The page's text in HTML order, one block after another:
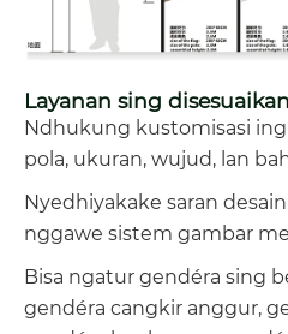
Layanan sing disesuaikan
Ndhukung kustomisasi
pola, ukuran, wujud, lan
Nyedhiyakake saran
nggawe sistem gambar
Bisa ngatur gendéra sing
gendéra cangkir anggur,